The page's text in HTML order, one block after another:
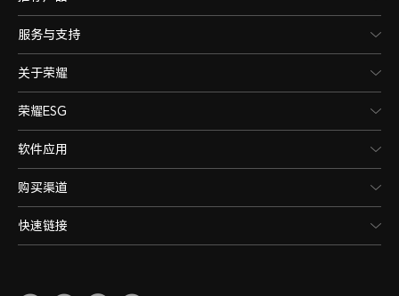
服务与支持
关于荣耀
荣耀ESG
软件应用
购买渠道
快速链接